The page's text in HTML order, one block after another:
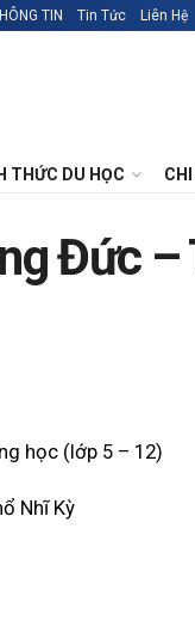
TIN Tin Tức Liên Hệ
THỨC DU HỌC
Đức
học (lớp 5 – 12)
Nhĩ Kỳ